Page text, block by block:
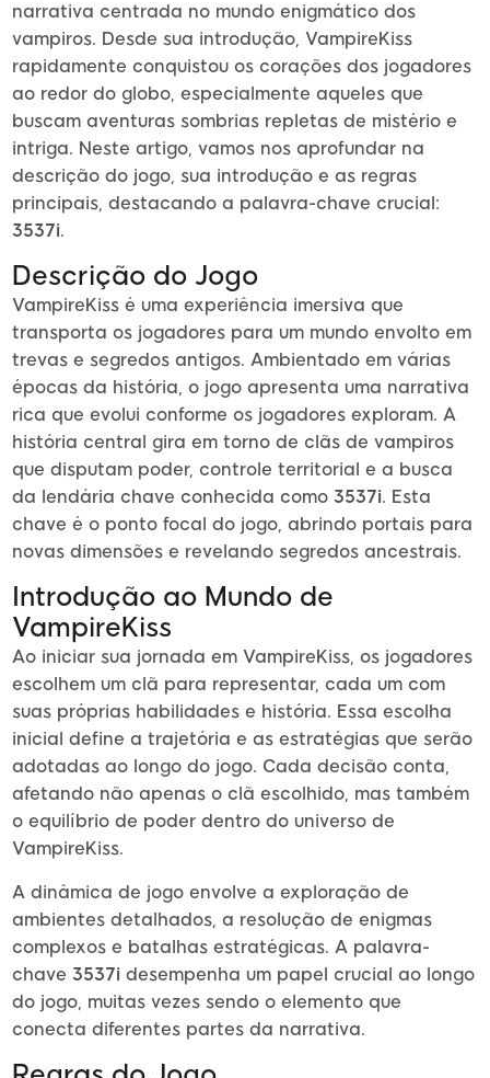
narrativa centrada no mundo enigmático dos
vampiros. Desde sua introdução, VampireKiss
rapidamente conquistou os corações dos jogadores
ao redor do globo, especialmente aqueles que
buscam aventuras sombrias repletas de mistério e
intriga. Neste artigo, vamos nos aprofundar na
descrição do jogo, sua introdução e as regras
principais, destacando a palavra-chave crucial:
3537i.
Descrição do Jogo
VampireKiss é uma experiência imersiva que
transporta os jogadores para um mundo envolto em
trevas e segredos antigos. Ambientado em várias
épocas da história, o jogo apresenta uma narrativa
rica que evolui conforme os jogadores exploram. A
história central gira em torno de clãs de vampiros
que disputam poder, controle territorial e a busca
da lendária chave conhecida como 3537i. Esta
chave é o ponto focal do jogo, abrindo portais para
novas dimensões e revelando segredos ancestrais.
Introdução ao Mundo de
VampireKiss
Ao iniciar sua jornada em VampireKiss, os jogadores
escolhem um clã para representar, cada um com
suas próprias habilidades e história. Essa escolha
inicial define a trajetória e as estratégias que serão
adotadas ao longo do jogo. Cada decisão conta,
afetando não apenas o clã escolhido, mas também
o equilíbrio de poder dentro do universo de
VampireKiss.
A dinâmica de jogo envolve a exploração de
ambientes detalhados, a resolução de enigmas
complexos e batalhas estratégicas. A palavra-
chave 3537i desempenha um papel crucial ao longo
do jogo, muitas vezes sendo o elemento que
conecta diferentes partes da narrativa.